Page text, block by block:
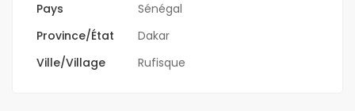
Pays
Sénégal
Province/État
Dakar
Ville/Village
Rufisque